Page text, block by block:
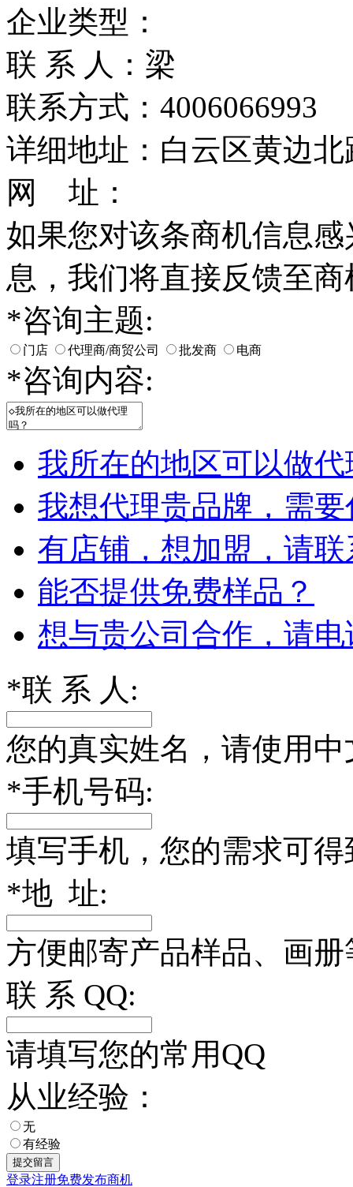
企业类型：
联 系 人：梁
联系方式：4006066993
详细地址：白云区黄边北
网 址：
如果您对该条商机信息
息，我们将直接反馈至
*咨询主题:
门店 代理商/商贸公司 批发商 电商
*咨询内容:
我所在的地区可以做
我想代理贵品牌，需
有店铺，想加盟，请
能否提供免费样品？
想与贵公司合作，请
*联 系 人:
您的真实姓名，请使用中
*手机号码:
填写手机，您的需求可
*地 址:
方便邮寄产品样品、画
联 系 QQ:
请填写您的常用QQ
从业经验：
无
有经验
登录注册免费发布商机